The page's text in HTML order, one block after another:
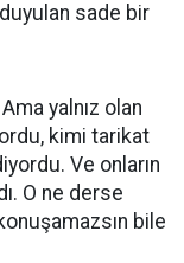
sade bir
yalnız olan
kimi tarikat
Ve onların
O ne derse
bile